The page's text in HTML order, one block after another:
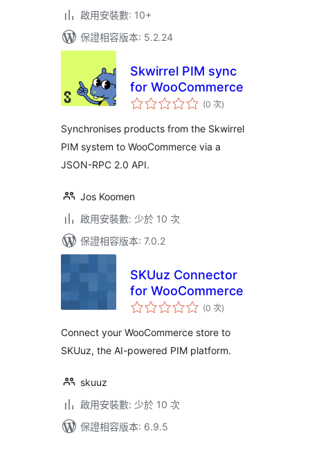
啟用安裝數: 10+
保證相容版本: 5.2.24
Skwirrel PIM sync
for WooCommerce
(0 次評
分
數
)
Synchronises products from the Skwirrel
PIM system to WooCommerce via a
JSON-RPC 2.0 API.
Jos Koomen
啟用安裝數: 少於 10 次
保證相容版本: 7.0.2
SKUuz Connector
for WooCommerce
(0 次評
分
數
)
Connect your WooCommerce store to
SKUuz, the AI-powered PIM platform.
skuuz
啟用安裝數: 少於 10 次
保證相容版本: 6.9.5